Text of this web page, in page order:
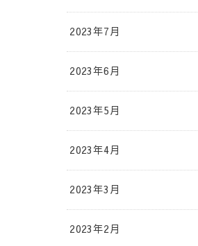
2023年7月
2023年6月
2023年5月
2023年4月
2023年3月
2023年2月